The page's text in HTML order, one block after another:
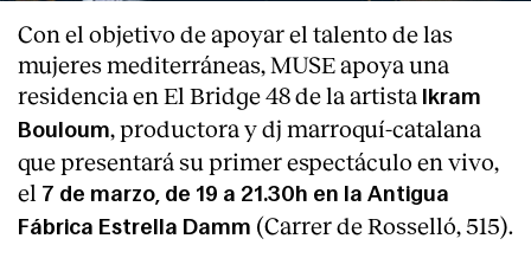
Con el objetivo de apoyar el talento de las
mujeres mediterráneas, MUSE apoya una
residencia en El Bridge 48 de la artista
Ikram
Bouloum, productora y dj marroquí-catalana
que presentará su primer espectáculo en vivo,
el 7 de marzo, de 19 a 21.30h en la Antigua
Fábrica Estrella Damm (Carrer de Rosselló, 515).